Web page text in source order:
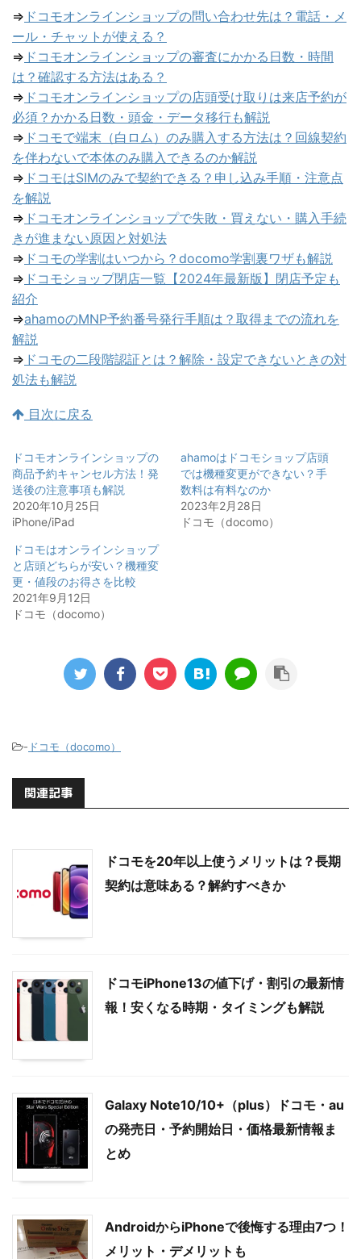
⇒ ドコモオンラインショップの問い合わせ先は？電話・メ
ール・チャットが使える？
⇒ ドコモオンラインショップの審査にかかる日数・時間
は？確認する方法はある？
⇒ ドコモオンラインショップの店頭受け取りは来店予約が
必須？かかる日数・頭金・データ移行も解説
⇒ ドコモで端末（白ロム）のみ購入する方法は？回線契約
を伴わないで本体のみ購入できるのか解説
⇒ ドコモはSIMのみで契約できる？申し込み手順・注意点
を解説
⇒ ドコモオンラインショップで失敗・買えない・購入手続
きが進まない原因と対処法
⇒ ドコモの学割はいつから？docomo学割裏ワザも解説
⇒ ドコモショップ閉店一覧【2024年最新版】閉店予定も
紹介
⇒ahamoのMNP予約番号発行手順は？取得までの流れを
解説
⇒ ドコモの二段階認証とは？解除・設定できないときの対
処法も解説
目次に戻る
ドコモオンラインショップの
商品予約キャンセル方法！発
送後の注意事項も解説
2020年10月25日
iPhone/iPad
ahamoはドコモショップ店頭
では機種変更ができない？手
数料は有料なのか
2023年2月28日
ドコモ（docomo）
ドコモはオンラインショップ
と店頭どちらが安い？機種変
更・値段のお得さを比較
2021年9月12日
ドコモ（docomo）
- ドコモ（docomo）
関連記事
ドコモを20年以上使うメリットは？長期
契約は意味ある？解約すべきか
ドコモiPhone13の値下げ・割引の最新情
報！安くなる時期・タイミングも解説
Galaxy Note10/10+（plus）ドコモ・au
の発売日・予約開始日・価格最新情報ま
とめ
AndroidからiPhoneで後悔する理由7つ！
メリット・デメリットも